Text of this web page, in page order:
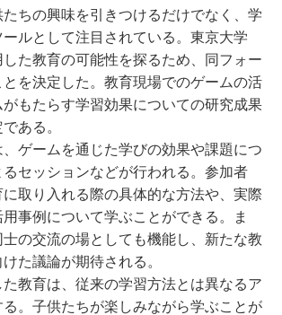
ちの興味を引きつけるだけでなく、学
ルとして注目されている。東京大学
た教育の可能性を探るため、同フォー
を決定した。教育現場でのゲームの活
もたらす学習効果についての研究成果
ある。
ゲームを通じた学びの効果や課題につ
セッションなどが行われる。参加者
取り入れる際の具体的な方法や、実際
事例について学ぶことができる。ま
の交流の場としても機能し、新たな教
た議論が期待される。
教育は、従来の学習方法とは異なるア
。子供たちが楽しみながら学ぶことが